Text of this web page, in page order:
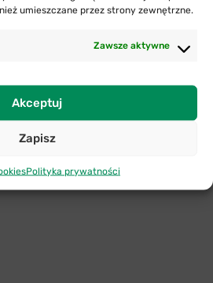
umieszczane przez strony zewnętrzne.
Zawsze aktywne
Akceptuj
Zapisz
Polityka prywatności
drogowym
(PL/EN)
(PL/UA)
miał